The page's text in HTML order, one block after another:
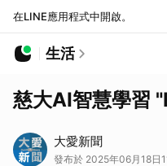
在LINE應用程式中開啟。
生活
慈大AI智慧學習
大愛新聞
發布於 2025年06月18日